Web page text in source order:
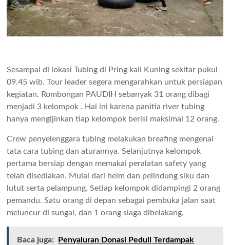
Sesampai di lokasi Tubing di Pring kali Kuning sekitar pukul
09.45 wib. Tour leader segera mengarahkan untuk persiapan
kegiatan. Rombongan PAUDIH sebanyak 31 orang dibagi
menjadi 3 kelompok . Hal ini karena panitia river tubing
hanya mengijinkan tiap kelompok berisi maksimal 12 orang.
Crew penyelenggara tubing melakukan breafing mengenai
tata cara tubing dan aturannya. Selanjutnya kelompok
pertama bersiap dengan memakai peralatan safety yang
telah disediakan. Mulai dari helm dan pelindung siku dan
lutut serta pelampung. Setiap kelompok didampingi 2 orang
pemandu. Satu orang di depan sebagai pembuka jalan saat
meluncur di sungai, dan 1 orang siaga dibelakang.
Baca juga:
Penyaluran Donasi Peduli Terdampak